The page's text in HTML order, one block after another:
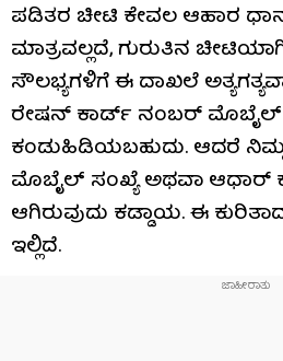
ಪಡಿತರ ಚೀಟಿ ಕೇವಲ ಆಹಾರ
ಮಾತ್ರವಲ್ಲದೆ, ಗುರುತಿನ
ಸೌಲಭ್ಯಗಳಿಗೆ ಈ ದಾಖಲೆ
ರೇಷನ್ ಕಾರ್ಡ್ ನಂಬರ್ ಮೊಬೈಲ್
ಕಂಡುಹಿಡಿಯಬಹುದು. ಆದರೆ
ಮೊಬೈಲ್ ಸಂಖ್ಯೆ ಅಥವಾ ಆಧಾರ್
ಆಗಿರುವುದು ಕಡ್ಡಾಯ. ಈ
ಇಲ್ಲಿದೆ.